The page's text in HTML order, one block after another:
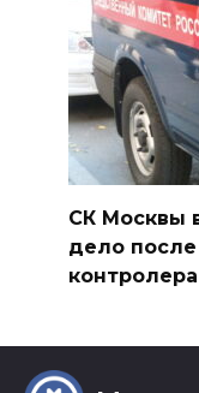
СК Москвы
дело